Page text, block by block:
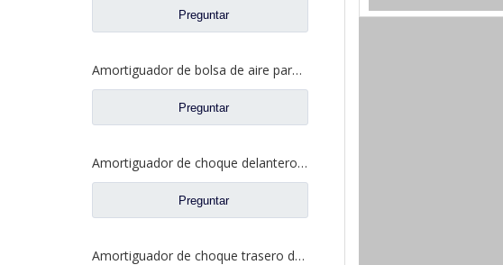
Preguntar
Amortiguador de bolsa de aire para repuestos de camiones SANY 61020126
Preguntar
Amortiguador de choque delantero de cabina para repuestos de camiones JAC 86831Y4010
Preguntar
Amortiguador de choque trasero del airbag para los recambios 5004190Y8010 del camión JAC